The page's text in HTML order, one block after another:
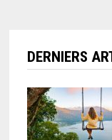
DERNIERS